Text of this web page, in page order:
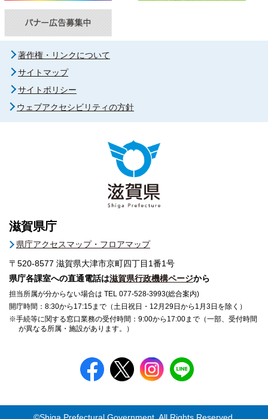
著作権・リンクについて
サイトマップ
サイトポリシー
ウェブアクセシビリティの方針
滋賀県庁
県庁アクセスマップ・フロアマップ
〒520-8577 滋賀県大津市京町四丁目1番1号
県庁各課室への直通電話は滋賀県行政機構ページから
担当所属が分からない場合は TEL 077-528-3993(総合案内)
開庁時間：8:30から17:15まで（土日祝日・12月29日から1月3日を除く）
※手続等に関する窓口業務の受付時間：9:00から17:00まで（一部、受付時間
が異なる所属・施設があります。）
©Shiga Prefectural Government. All Rights Reserved.